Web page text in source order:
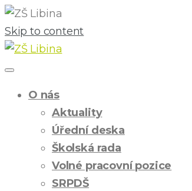
Skip to content
O nás
Aktuality
Úřední deska
Školská rada
Volné pracovní pozice
SRPDŠ